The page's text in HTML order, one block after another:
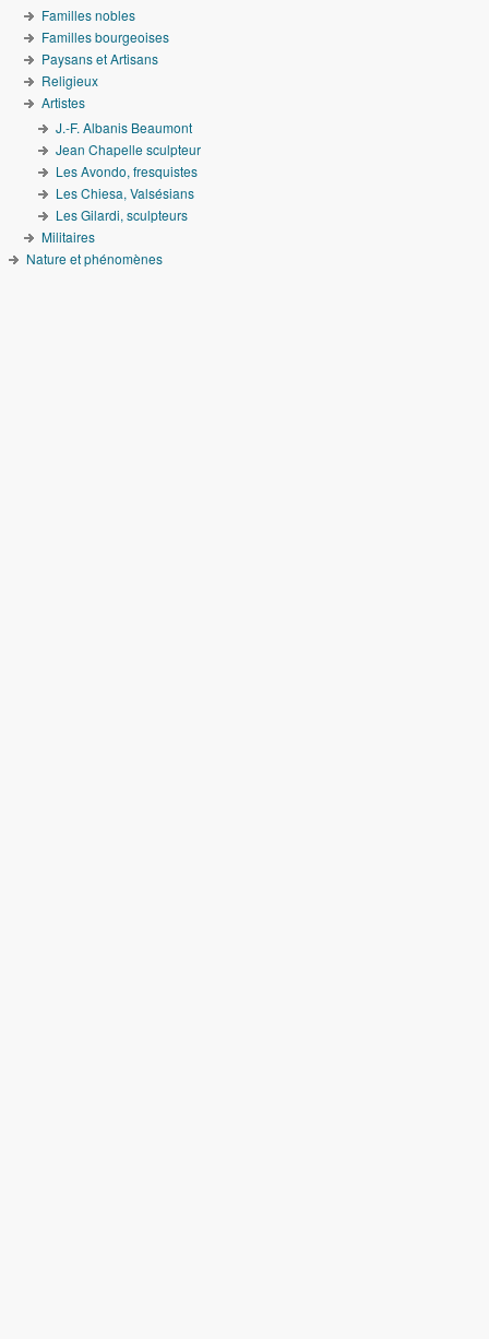
Familles nobles
Familles bourgeoises
Paysans et Artisans
Religieux
Artistes
J.-F. Albanis Beaumont
Jean Chapelle sculpteur
Les Avondo, fresquistes
Les Chiesa, Valsésians
Les Gilardi, sculpteurs
Militaires
Nature et phénomènes